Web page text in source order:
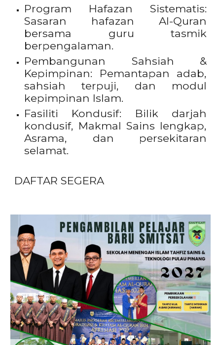
Program Hafazan Sistematis:
Sasaran hafazan Al-Quran
bersama guru tasmik
berpengalaman.
Pembangunan Sahsiah &
Kepimpinan: Pemantapan adab,
sahsiah terpuji, dan modul
kepimpinan Islam.
Fasiliti Kondusif: Bilik darjah
kondusif, Makmal Sains lengkap,
Asrama, dan persekitaran
selamat.
DAFTAR SEGERA